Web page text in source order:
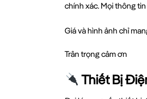
chính xác. Mọi thông
Giá và hình ảnh chỉ
Trân trọng cảm ơn
Thiết Bị